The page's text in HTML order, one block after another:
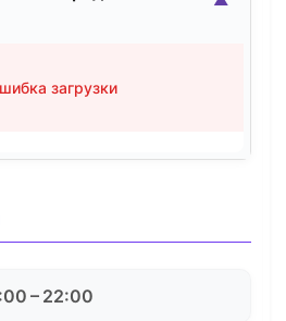
загрузки
– 22:00